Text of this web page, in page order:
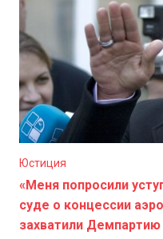
Юстиция
«Меня попросили
суде о концессии
захватили Демпартию